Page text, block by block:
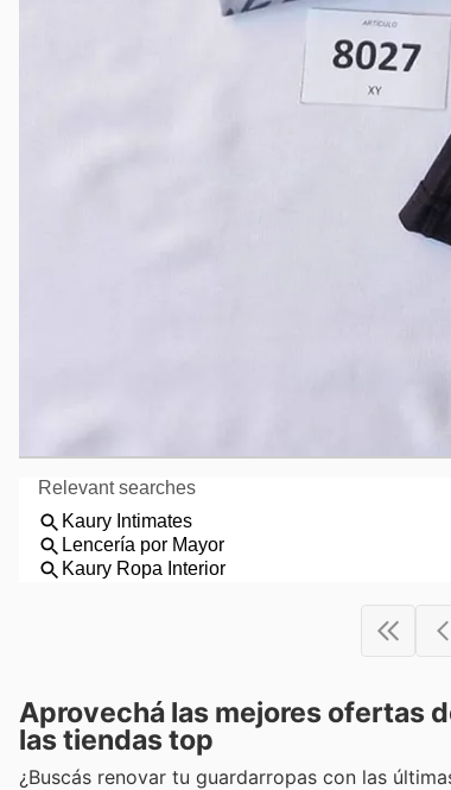
Aprovechá las mejores ofertas
las tiendas top
¿Buscás renovar tu guardarropas con las